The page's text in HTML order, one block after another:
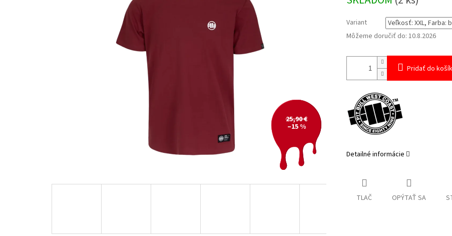
25,90 €
–15 %
Variant
Môžeme doručiť do: 10.8.2026
Pridať do
Detailné informácie
TLAČ OPÝTAŤ SA